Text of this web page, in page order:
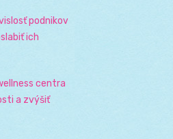
podnikov
ich
centra
a zvýšiť